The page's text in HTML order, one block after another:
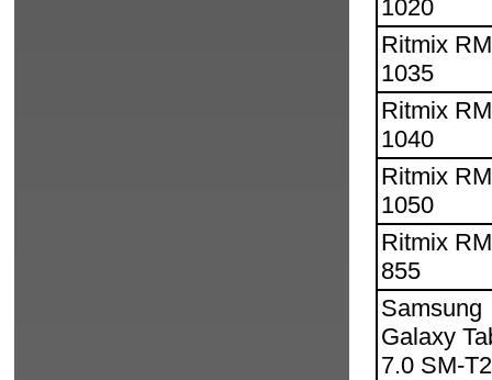
1020
Ritmix
1035
Ritmix
1040
Ritmix
1050
Ritmix
855
Samsung
Galaxy
7.0 SM-